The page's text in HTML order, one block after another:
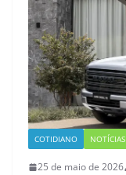
COTIDIANO NOTÍCIAS
25 de maio de 2026